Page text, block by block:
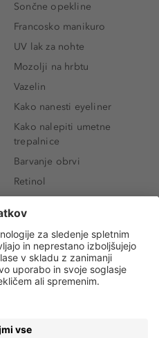
Sončne opekline
Francosko manikuro
UV lak za nohte
Mozolji na hrbtu
Vazelin
Kako nanesti eyeliner
Kako nalepiti umetne
trepalnice
Barvanje obrvi
Retinol
Niacinamid
Rozacea
Salicilna kislina